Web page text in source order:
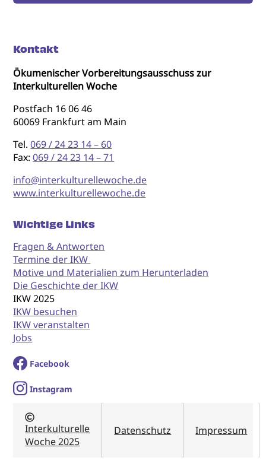
Kontakt
Ökumenischer Vorbereitungsausschuss zur
Interkulturellen Woche
Postfach 16 06 46
60069 Frankfurt am Main
Tel.069 / 24 23 14 – 60
Fax:069 / 24 23 14 – 71
info@interkulturellewoche.de
www.interkulturellewoche.de
Wichtige Links
Fragen & Antworten
Termine der IKW
Motive und Materialien zum Herunterladen
Die Geschichte der IKW
IKW 2025
IKW besuchen
IKW veranstalten
Jobs
Facebook
Instagram
Interkulturelle
Woche 2025
Datenschutz Impressum